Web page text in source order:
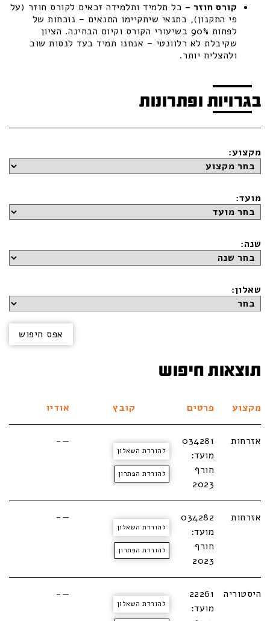
קורס חוזר – כל תלמיד ותלמידה זכאים לקורס חוזר (על
פי התקנון), בתנאי שיתקיימו התנאים – נוכחות של
לפחות 90% בשיעורי הקורס וקיום הבחינה. הציון
שקיבלת לא רלוונטי – אנחנו תמיד בעד לנסות שוב
ולהצליח יותר.
בגרויות ופתרונות
מקצוע:
מועד:
שנה:
שאלון:
תוצאות חיפוש
מקצוע פרטים קובץ אודיו
אזרחות
034281
מועד:
חורף
2023
להורדת השאלון
להורדת הפתרון
—-
אזרחות
034282
מועד:
חורף
2023
להורדת השאלון
להורדת הפתרון
—-
היסטוריה
22261
מועד:
להורדת השאלון
—-